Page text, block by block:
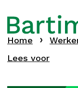
Home Werken bij
Lees voor